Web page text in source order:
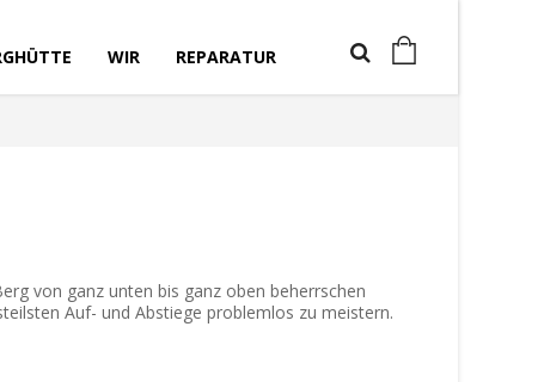
WIR REPARATUR
von ganz unten bis ganz oben beherrschen
Auf- und Abstiege problemlos zu meistern.